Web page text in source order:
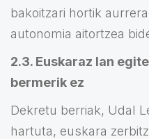
bakoitzari hortik
autonomia aitortzea
2.3. Euskaraz lan
bermerik ez
Dekretu berriak, Udal
hartuta, euskara